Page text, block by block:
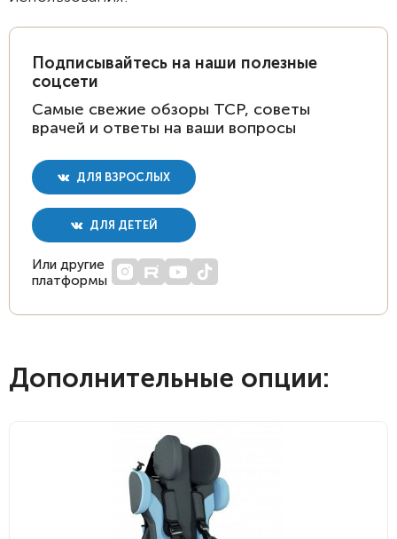
Подписывайтесь на наши полезные
соцсети
Самые свежие обзоры ТСР, советы
врачей и ответы на ваши вопросы
ДЛЯ ВЗРОСЛЫХ
ДЛЯ ДЕТЕЙ
Или другие
платформы
Дополнительные опции: